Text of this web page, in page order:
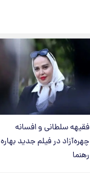
فقیهه سلطانی و افسانه
چهره‌آزاد در فیلم جدید بهاره
رهنما